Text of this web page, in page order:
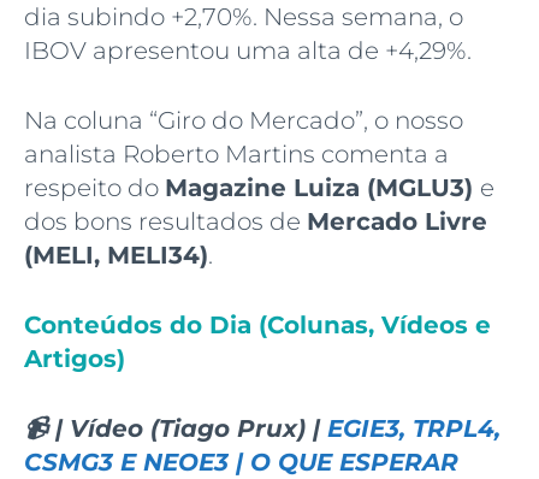
dia subindo +2,70%. Nessa semana, o
IBOV apresentou uma alta de +4,29%.
Na coluna “Giro do Mercado”, o nosso
analista Roberto Martins comenta a
respeito do Magazine Luiza (MGLU3) e
dos bons resultados de Mercado Livre
(MELI, MELI34).
Conteúdos do Dia (Colunas, Vídeos e
Artigos)
📹 | Vídeo (Tiago Prux) | EGIE3, TRPL4,
CSMG3 E NEOE3 | O QUE ESPERAR